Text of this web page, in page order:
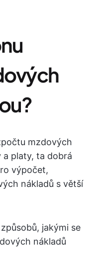
mzdových
a platy, ta dobrá
výpočet,
nákladů s větší
jakými se
nákladů